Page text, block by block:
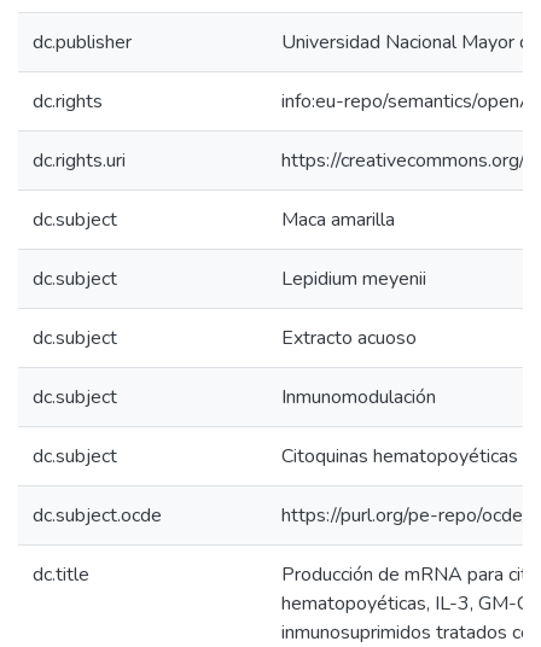
dc.publisher Universidad Nacional Mayor
dc.rights info:eu-repo/semantics/
dc.rights.uri https://creativecommons.org/
dc.subject Maca amarilla
dc.subject Lepidium meyenii
dc.subject Extracto acuoso
dc.subject Inmunomodulación
dc.subject Citoquinas hematopoyéticas
dc.subject.ocde https://purl.org/pe-repo/ocde/
dc.title
Producción de mRNA para
hematopoyéticas, IL-3, GM-
inmunosuprimidos tratados